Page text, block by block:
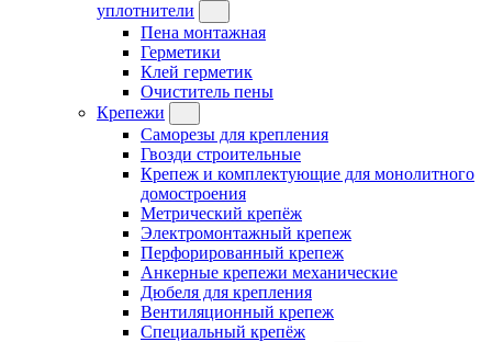
уплотнители
Пена монтажная
Герметики
Клей герметик
Очиститель пены
Крепежи
Саморезы для крепления
Гвозди строительные
Крепеж и комплектующие для монолитного
домостроения
Метрический крепёж
Электромонтажный крепеж
Перфорированный крепеж
Анкерные крепежи механические
Дюбеля для крепления
Вентиляционный крепеж
Специальный крепёж